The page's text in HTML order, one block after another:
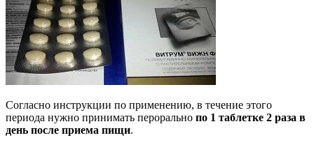
Согласно инструкции по применению, в течение этого
периода нужно принимать перорально по 1 таблетке 2 раза в
день после приема пищи.